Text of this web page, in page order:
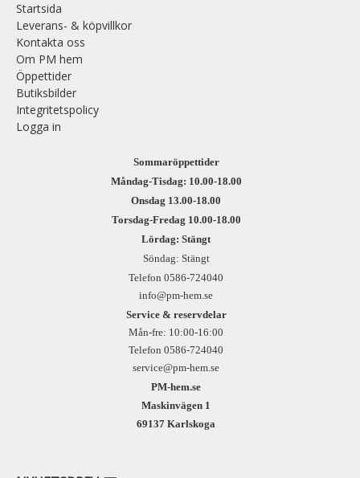
Startsida
Leverans- & köpvillkor
Kontakta oss
Om PM hem
Öppettider
Butiksbilder
Integritetspolicy
Logga in
Sommaröppettider
Måndag-Tisdag: 10.00-18.00
Onsdag 13.00-18.00
Torsdag-Fredag 10.00-18.00
Lördag: Stängt
Söndag: Stängt
Telefon 0586-724040
info@pm-hem.se
Service & reservdelar
Mån-fre: 10:00-16:00
Telefon 0586-724040
service@pm-hem.se
PM-hem.se
Maskinvägen 1
69137 Karlskoga